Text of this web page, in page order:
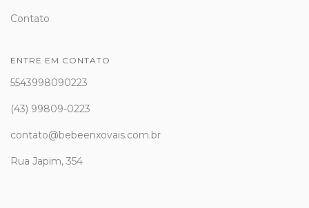
Contato
ENTRE EM CONTATO
5543998090223
(43) 99809-0223
contato@bebeenxovais.com.br
Rua Japim, 354